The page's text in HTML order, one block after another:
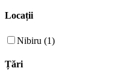
Locații
Nibiru (1)
Țări